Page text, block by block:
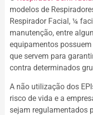
modelos de
Respirador Facial, ¼
manutenção, entre
equipamentos
que servem para
contra determinados
A não utilização dos
risco de vida e a
sejam regulamentados